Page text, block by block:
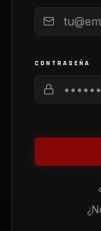
CONTRASEÑA